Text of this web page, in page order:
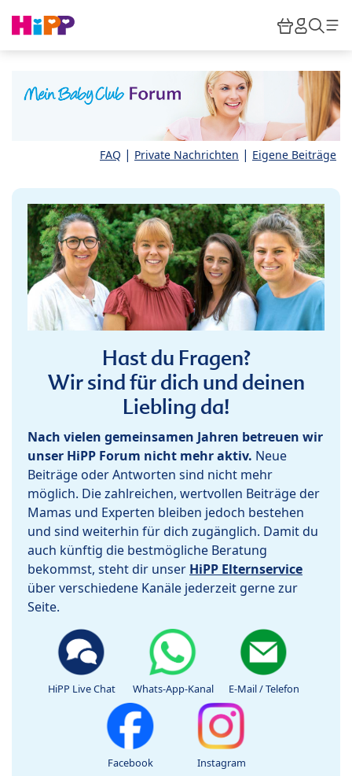
HiPP
FAQ | Private Nachrichten | Eigene Beiträge
Hast du Fragen?
Wir sind für dich und deinen
Liebling da!
Nach vielen gemeinsamen Jahren betreuen wir
unser HiPP Forum nicht mehr aktiv. Neue
Beiträge oder Antworten sind nicht mehr
möglich. Die zahlreichen, wertvollen Beiträge der
Mamas und Experten bleiben jedoch bestehen
und sind weiterhin für dich zugänglich. Damit du
auch künftig die bestmögliche Beratung
bekommst, steht dir unser HiPP Elternservice
über verschiedene Kanäle jederzeit gerne zur
Seite.
HiPP Live Chat Whats-App-Kanal E-Mail / Telefon
Facebook Instagram